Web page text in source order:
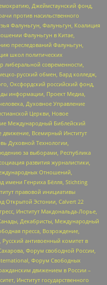
Джеймстаунский фонд,
против насильственного
Фалуньгун, Фалуньгун, Коалиция
Фалуньгун в Китае,
преследований Фалуньгун,
школ политических
либеральной современности,
русский обмен, Бард колледж,
Оксфордский российский фонд,
информации, Проект Медиа,
Духовное Управление
Церкви, Новое
Международный Библейский
движение, Всемирный Институт
Духовной Технологии,
за выборами, Республика
развития журналистики,
Отношений,
Генриха Бёлля, Stichting
правовой инициативы
Открытой Эстонии, Calvert 22
Институт Макдональда-Лорье,
Декабристы, Международный
пресса, Возрождение,
антивоенный комитет в
Форум свободной России,
Форум Свободных
движением в России –
Институт государственного